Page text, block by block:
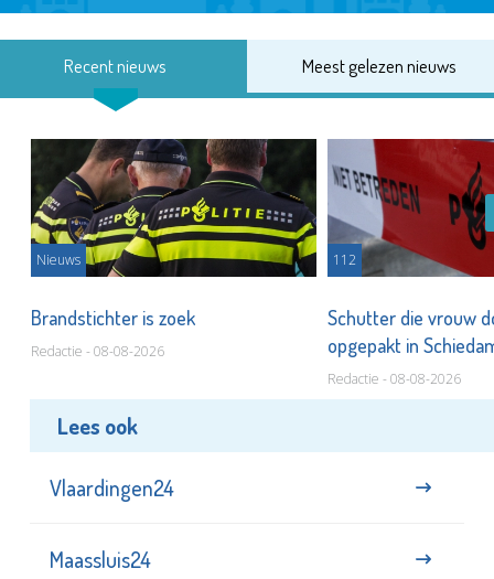
Recent nieuws Meest gelezen nieuws
Nieuws
Brandstichter is zoek
Redactie - 08-08-2026
112
Schutter die vrouw
opgepakt in
Redactie - 08-08-2026
Lees ook
Vlaardingen24
Maassluis24